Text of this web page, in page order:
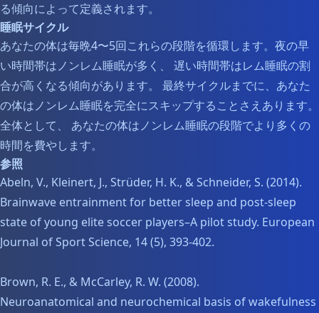
る傾向によって定義されます。
睡眠サイクル
あなたの体は毎晩4〜5回これらの段階を循環します。夜の早
い時間帯はノンレム睡眠が多く、 遅い時間帯はレム睡眠の割
合が高くなる傾向があります。 最終サイクルまでに、あなた
の体はノンレム睡眠を完全にスキップすることさえあります。
全体として、 あなたの体はノンレム睡眠の段階でより多くの
時間を費やします。
参照
Abeln, V., Kleinert, J., Strüder, H. K., & Schneider, S. (2014).
Brainwave entrainment for better sleep and post-sleep
state of young elite soccer players–A pilot study. European
Journal of Sport Science, 14 (5), 393-402.
Brown, R. E., & McCarley, R. W. (2008).
Neuroanatomical and neurochemical basis of wakefulness